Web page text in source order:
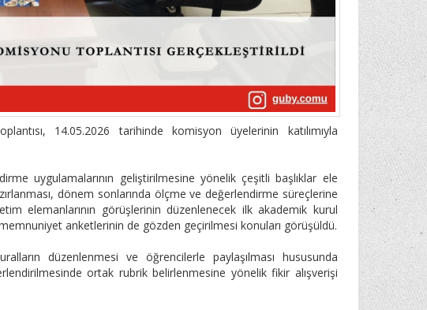
14.05.2026 tarihinde komisyon üyelerinin katılımıyla
uygulamalarının geliştirilmesine yönelik çeşitli başlıklar ele
dönem sonlarında ölçme ve değerlendirme süreçlerine
elemanlarının görüşlerinin düzenlenecek ilk akademik kurul
anketlerinin de gözden geçirilmesi konuları görüşüldü.
düzenlenmesi ve öğrencilerle paylaşılması hususunda
ortak rubrik belirlenmesine yönelik fikir alışverişi